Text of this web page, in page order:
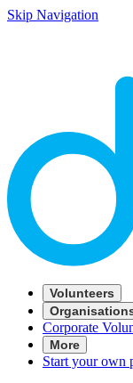
Skip Navigation
Volunteers
Corporate
More
Start your own